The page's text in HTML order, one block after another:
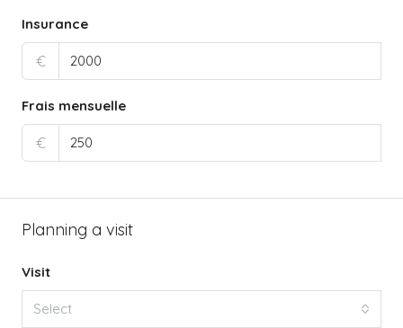
Insurance
€
Frais mensuelle
€
Planning a visit
Visit
Select